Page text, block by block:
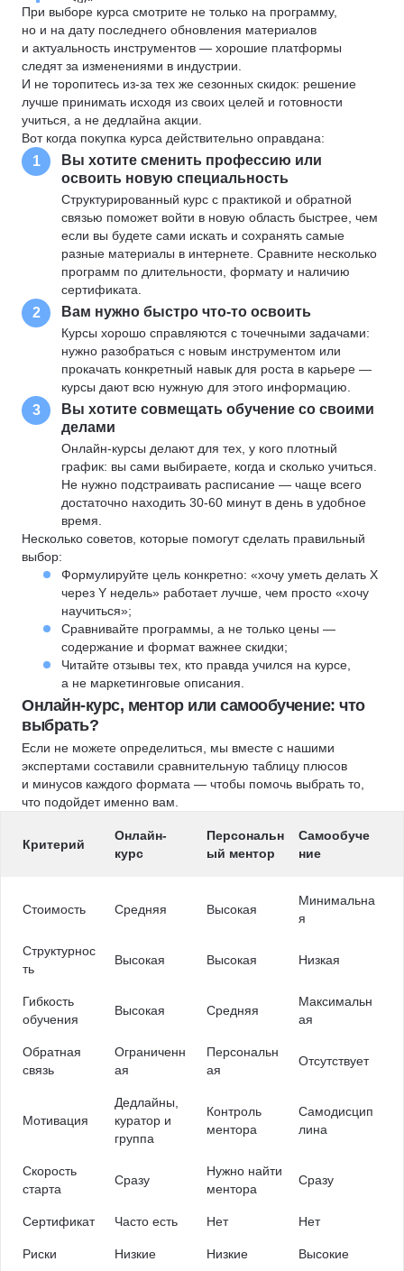
При выборе курса смотрите не только на программу,
но и на дату последнего обновления материалов
и актуальность инструментов — хорошие платформы
следят за изменениями в индустрии.
И не торопитесь из-за тех же сезонных скидок: решение
лучше принимать исходя из своих целей и готовности
учиться, а не дедлайна акции.
Вот когда покупка курса действительно оправдана:
1
Вы хотите сменить профессию или
освоить новую специальность
Структурированный курс с практикой и обратной
связью поможет войти в новую область быстрее, чем
если вы будете сами искать и сохранять самые
разные материалы в интернете. Сравните несколько
программ по длительности, формату и наличию
сертификата.
2 Вам нужно быстро что-то освоить
Курсы хорошо справляются с точечными задачами:
нужно разобраться с новым инструментом или
прокачать конкретный навык для роста в карьере —
курсы дают всю нужную для этого информацию.
3
Вы хотите совмещать обучение со своими
делами
Онлайн-курсы делают для тех, у кого плотный
график: вы сами выбираете, когда и сколько учиться.
Не нужно подстраивать расписание — чаще всего
достаточно находить 30-60 минут в день в удобное
время.
Несколько советов, которые помогут сделать правильный
выбор:
Формулируйте цель конкретно: «хочу уметь делать X
через Y недель» работает лучше, чем просто «хочу
научиться»;
Сравнивайте программы, а не только цены —
содержание и формат важнее скидки;
Читайте отзывы тех, кто правда учился на курсе,
а не маркетинговые описания.
Онлайн-курс, ментор или самообучение: что
выбрать?
Если не можете определиться, мы вместе с нашими
экспертами составили сравнительную таблицу плюсов
и минусов каждого формата — чтобы помочь выбрать то,
что подойдет именно вам.
Критерий
Онлайн-
курс
Персональн
ый ментор
Самообуче
ние
Стоимость Средняя Высокая
Минимальна
я
Структурнос
ть
Высокая Высокая Низкая
Гибкость
обучения
Высокая Средняя
Максимальн
ая
Обратная
связь
Ограниченн
ая
Персональн
ая
Отсутствует
Мотивация
Дедлайны,
куратор и
группа
Контроль
ментора
Самодисцип
лина
Скорость
старта
Сразу
Нужно найти
ментора
Сразу
Сертификат Часто есть Нет Нет
Риски Низкие Низкие Высокие